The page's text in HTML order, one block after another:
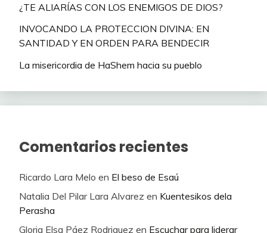
¿TE ALIARÍAS CON LOS ENEMIGOS DE DIOS?
INVOCANDO LA PROTECCION DIVINA: EN
SANTIDAD Y EN ORDEN PARA BENDECIR
La misericordia de HaShem hacia su pueblo
Comentarios recientes
Ricardo Lara Melo en El beso de Esaú
Natalia Del Pilar Lara Alvarez en Kuentesikos dela
Perasha
Gloria Elsa Páez Rodriguez en Escuchar para liderar